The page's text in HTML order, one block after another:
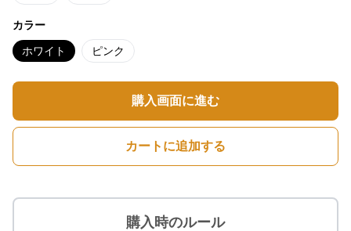
カラー
ホワイト ピンク
購入画面に進む
カートに追加する
購入時のルール